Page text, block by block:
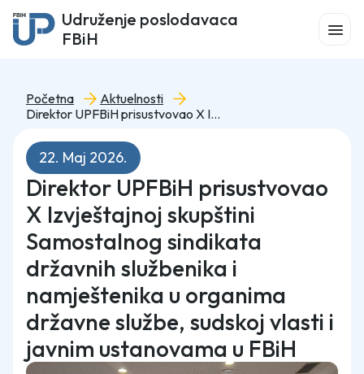
Udruženje poslodavaca
FBiH
Početna
Aktuelnosti
Direktor UPFBiH prisustvovao X Izvještajnoj skupštini Samostalnog sindikata državnih službenika i namještenika u organima državne službe, sudskoj vlasti i javnim ustanovama u FBiH
22. Maj 2026.
Direktor UPFBiH prisustvovao
X Izvještajnoj skupštini
Samostalnog sindikata
državnih službenika i
namještenika u organima
državne službe, sudskoj vlasti i
javnim ustanovama u FBiH